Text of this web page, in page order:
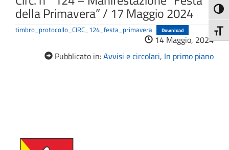
della Primavera” / 17 Maggio 2024
timbro_protocollo_CIRC_124_festa_primavera Download
14 Maggio, 2024
Pubblicato in:Avvisi e circolari, In primo piano